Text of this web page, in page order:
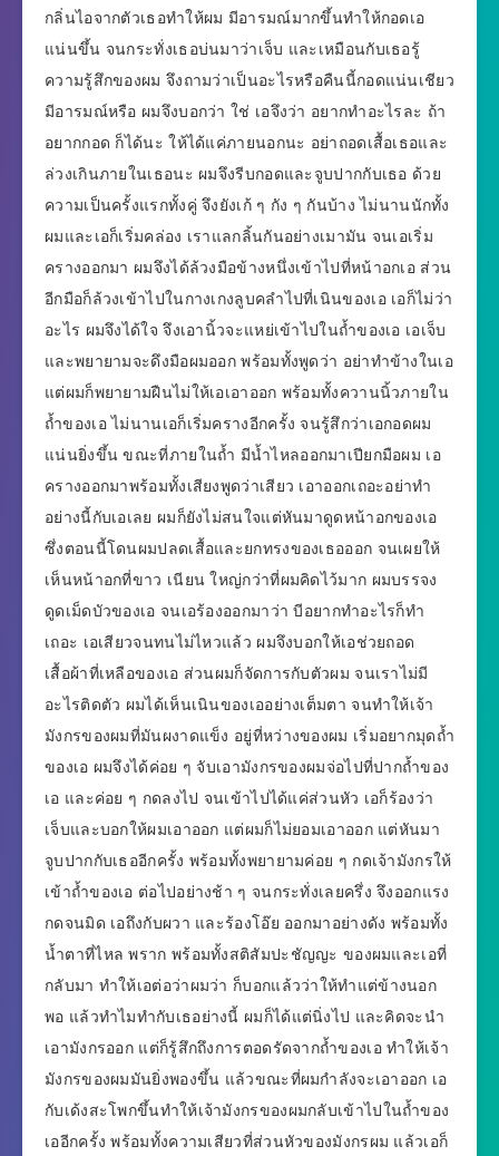
กลิ่นไอจากตัวเธอทำให้ผม มีอารมณ์มากขึ้นทำให้กอดเอ
แน่นขึ้น จนกระทั่งเธอบ่นมาว่าเจ็บ และเหมือนกับเธอรู้
ความรู้สึกของผม จึงถามว่าเป็นอะไรหรือคืนนี้กอดแน่นเชียว
มีอารมณ์หรือ ผมจึงบอกว่า ใช่ เอจึงว่า อยากทำอะไรละ ถ้า
อยากกอด ก็ได้นะ ให้ได้แค่ภายนอกนะ อย่าถอดเสื้อเธอและ
ล่วงเกินภายในเธอนะ ผมจึงรีบกอดและจูบปากกับเธอ ด้วย
ความเป็นครั้งแรกทั้งคู่ จึงยังเก้ ๆ กัง ๆ กันบ้าง ไม่นานนักทั้ง
ผมและเอก็เริ่มคล่อง เราแลกลิ้นกันอย่างเมามัน จนเอเริ่ม
ครางออกมา ผมจึงได้ล้วงมือข้างหนึ่งเข้าไปที่หน้าอกเอ ส่วน
อีกมือก็ล้วงเข้าไปในกางเกงลูบคลำไปที่เนินของเอ เอก็ไม่ว่า
อะไร ผมจึงได้ใจ จึงเอานิ้วจะแหย่เข้าไปในถ้ำของเอ เอเจ็บ
และพยายามจะดึงมือผมออก พร้อมทั้งพูดว่า อย่าทำข้างในเอ
แต่ผมก็พยายามฝืนไม่ให้เอเอาออก พร้อมทั้งควานนิ้วภายใน
ถ้ำของเอ ไม่นานเอก็เริ่มครางอีกครั้ง จนรู้สึกว่าเอกอดผม
แน่นยิ่งขึ้น ขณะที่ภายในถ้ำ มีน้ำไหลออกมาเปียกมือผม เอ
ครางออกมาพร้อมทั้งเสียงพูดว่าเสียว เอาออกเถอะอย่าทำ
อย่างนี้กับเอเลย ผมก็ยังไม่สนใจแต่หันมาดูดหน้าอกของเอ
ซึ่งตอนนี้โดนผมปลดเสื้อและยกทรงของเธอออก จนเผยให้
เห็นหน้าอกที่ขาว เนียน ใหญ่กว่าที่ผมคิดไว้มาก ผมบรรจง
ดูดเม็ดบัวของเอ จนเอร้องออกมาว่า บีอยากทำอะไรก็ทำ
เถอะ เอเสียวจนทนไม่ไหวแล้ว ผมจึงบอกให้เอช่วยถอด
เสื้อผ้าที่เหลือของเอ ส่วนผมก็จัดการกับตัวผม จนเราไม่มี
อะไรติดตัว ผมได้เห็นเนินของเออย่างเต็มตา จนทำให้เจ้า
มังกรของผมที่มันผงาดแข็ง อยู่ที่หว่างของผม เริ่มอยากมุดถ้ำ
ของเอ ผมจึงได้ค่อย ๆ จับเอามังกรของผมจ่อไปที่ปากถ้ำของ
เอ และค่อย ๆ กดลงไป จนเข้าไปได้แค่ส่วนหัว เอก็ร้องว่า
เจ็บและบอกให้ผมเอาออก แต่ผมก็ไม่ยอมเอาออก แต่หันมา
จูบปากกับเธออีกครั้ง พร้อมทั้งพยายามค่อย ๆ กดเจ้ามังกรให้
เข้าถ้ำของเอ ต่อไปอย่างช้า ๆ จนกระทั่งเลยครึ่ง จึงออกแรง
กดจนมิด เอถึงกับผวา และร้องโอ๊ย ออกมาอย่างดัง พร้อมทั้ง
น้ำตาที่ไหล พราก พร้อมทั้งสติสัมปะชัญญะ ของผมและเอที่
กลับมา ทำให้เอต่อว่าผมว่า ก็บอกแล้วว่าให้ทำแต่ข้างนอก
พอ แล้วทำไมทำกับเธอย่างนี้ ผมก็ได้แต่นิ่งไป และคิดจะนำ
เอามังกรออก แต่ก็รู้สึกถึงการตอดรัดจากถ้ำของเอ ทำให้เจ้า
มังกรของผมมันยิ่งพองขึ้น แล้วขณะที่ผมกำลังจะเอาออก เอ
กับเด้งสะโพกขึ้นทำให้เจ้ามังกรของผมกลับเข้าไปในถ้ำของ
เออีกครั้ง พร้อมทั้งความเสียวที่ส่วนหัวของมังกรผม แล้วเอก็